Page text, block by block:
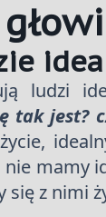
ludzi
tak jest?
się z